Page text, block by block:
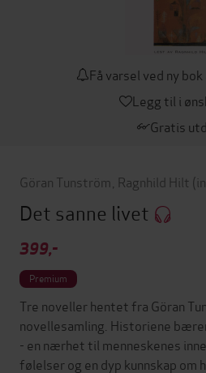
Få varsel ved ny
Legg til i
Gratis
Göran Tunström Ragnhild Hilt
Det sanne livet
399,-
Premium
Tre noveller hentet fra Göran
novellesamling. Historiene
- en nærhet til menneskenes
følelser og en dyp kunnskap om